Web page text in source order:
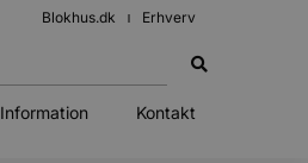
Blokhus.dk Erhverv
Information Kontakt